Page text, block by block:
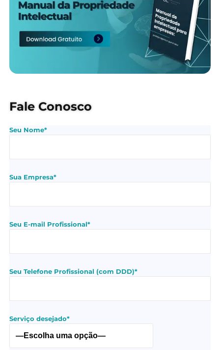
Fale Conosco
Seu Nome*
Sua Empresa*
Seu E-mail Profissional*
Seu Telefone Profissional (com DDD)*
Serviço desejado*